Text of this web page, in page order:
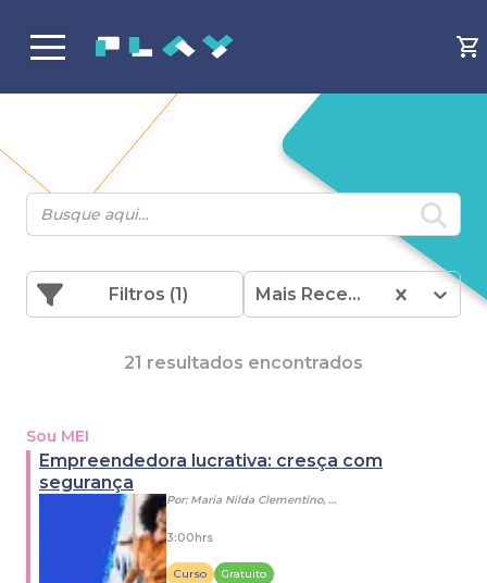
Filtros (1) Mais Recentes
21 resultados encontrados
Sou MEI
Empreendedora lucrativa: cresça com
segurança
Por: Maria Nilda Clementino, Kamila Alves Dom...
3:00hrs
Curso Gratuito